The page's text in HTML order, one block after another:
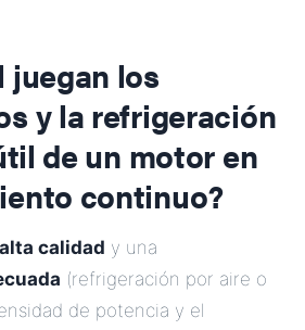
juegan los
y la refrigeración
de un motor en
continuo?
calidad y una
(refrigeración por aire o
de potencia y el